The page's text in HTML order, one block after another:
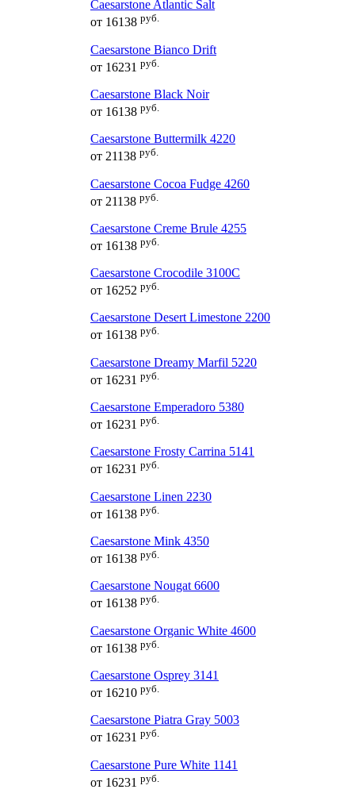
Caesarstone Atlantic Salt
от 16138 руб.
Caesarstone Bianco Drift
от 16231 руб.
Caesarstone Black Noir
от 16138 руб.
Caesarstone Buttermilk 4220
от 21138 руб.
Caesarstone Cocoa Fudge 4260
от 21138 руб.
Caesarstone Creme Brule 4255
от 16138 руб.
Caesarstone Crocodile 3100C
от 16252 руб.
Caesarstone Desert Limestone 2200
от 16138 руб.
Caesarstone Dreamy Marfil 5220
от 16231 руб.
Caesarstone Emperadoro 5380
от 16231 руб.
Caesarstone Frosty Carrina 5141
от 16231 руб.
Caesarstone Linen 2230
от 16138 руб.
Caesarstone Mink 4350
от 16138 руб.
Caesarstone Nougat 6600
от 16138 руб.
Caesarstone Organic White 4600
от 16138 руб.
Caesarstone Osprey 3141
от 16210 руб.
Caesarstone Piatra Gray 5003
от 16231 руб.
Caesarstone Pure White 1141
от 16231 руб.